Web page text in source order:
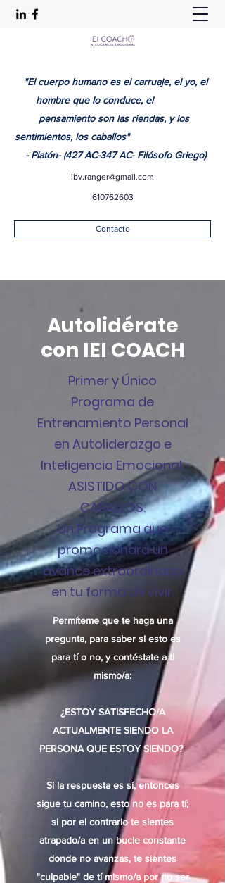
"El cuerpo humano es el carruaje, el yo, el
hombre que lo conduce, el
pensamiento son las riendas, y los
sentimientos, los caballos"
- Platón- (427 AC-347 AC- Filósofo Griego)
ibv.ranger@gmail.com
610762603
Contacto
Autolidérate
con IEI COACH
Primer y Único
Programa de
Entrenamiento Personal
en Autoliderazgo e
Inteligencia Emocional,
ASISTIDO CON
CABALLOS.
Un Programa que
promocionará un
avance extraordinario
en tu forma de vivir.
Permíteme que te haga una
pregunta, para saber si esto es
para tí o no, y contéstate a ti
mismo/a:
¿ESTOY SATISFECHO/A
ACTUALMENTE SIENDO LA
PERSONA QUE ESTOY SIENDO?
Si la respuesta es sí, entonces
sigue tu camino, esto no es para tí;
si por el contrario te sientes
atrapado/a en un bucle constante
donde no avanzas, te sientes
"culpable" de tí mismo/a por no ser